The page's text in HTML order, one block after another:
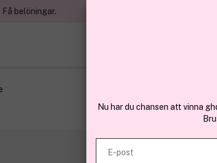
belöningar.
Nu har du chansen att vinna
E-post